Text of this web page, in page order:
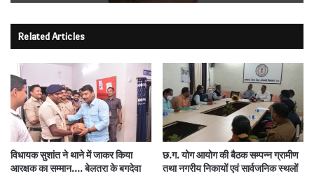
Related Articles
विधायक सुशांत ने थाने में जाकर किया
आरक्षक का सम्मान…. बेलतरा के बगदेवा
छ.ग. योग आयोग की बैठक सम्पन्न ग्रामीण
तथा नगरीय निकायों एवं सार्वजनिक स्थलों